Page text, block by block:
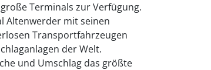
Terminals zur Verfügung.
Altenwerder mit seinen
Transportfahrzeugen
der Welt.
und Umschlag das größte